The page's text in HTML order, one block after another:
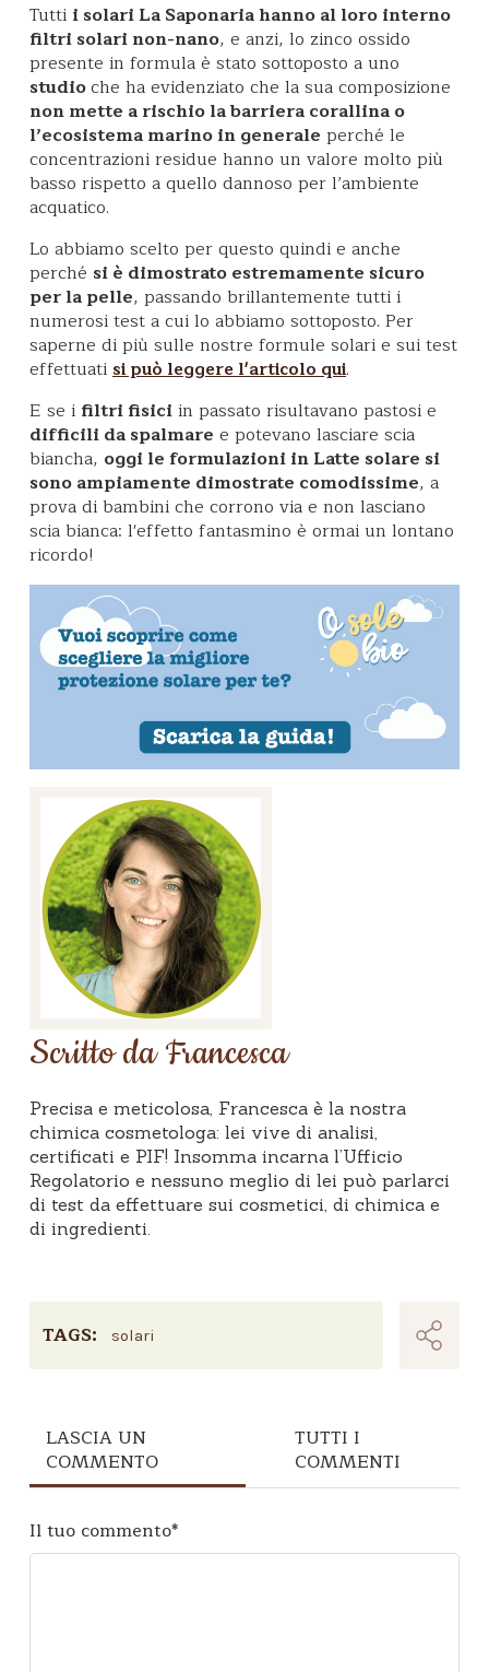
Tutti i solari La Saponaria hanno al loro interno
filtri solari non-nano, e anzi, lo zinco ossido
presente in formula è stato sottoposto a uno
studioche ha evidenziato che la sua composizione
non mette a rischio la barriera corallina o
l’ecosistema marino in generale perché le
concentrazioni residue hanno un valore molto più
basso rispetto a quello dannoso per l’ambiente
acquatico.
Lo abbiamo scelto per questo quindi e anche
perché si è dimostrato estremamente sicuro
per la pelle, passando brillantemente tutti i
numerosi test a cui lo abbiamo sottoposto. Per
saperne di più sulle nostre formule solari e sui test
effettuati si può leggere l'articolo qui.
E se ifiltri fisiciin passato risultavano pastosi e
difficili da spalmare e potevano lasciare scia
biancha, oggi le formulazioni in Latte solare si
sono ampiamente dimostrate comodissime, a
prova di bambini che corrono via e non lasciano
scia bianca: l'effetto fantasmino è ormai un lontano
ricordo!
Scritto da Francesca
Precisa e meticolosa, Francesca è la nostra
chimica cosmetologa: lei vive di analisi,
certificati e PIF! Insomma incarna l’Ufficio
Regolatorio e nessuno meglio di lei può parlarci
di test da effettuare sui cosmetici, di chimica e
di ingredienti.
TAGS: solari
LASCIA UN
COMMENTO
TUTTI I
COMMENTI
Il tuo commento*